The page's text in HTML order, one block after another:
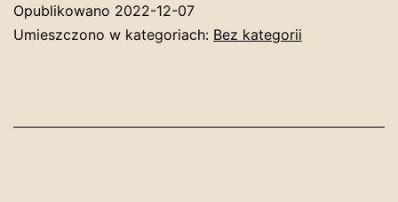
Opublikowano 2022-12-07
Umieszczono w kategoriach: Bez kategorii